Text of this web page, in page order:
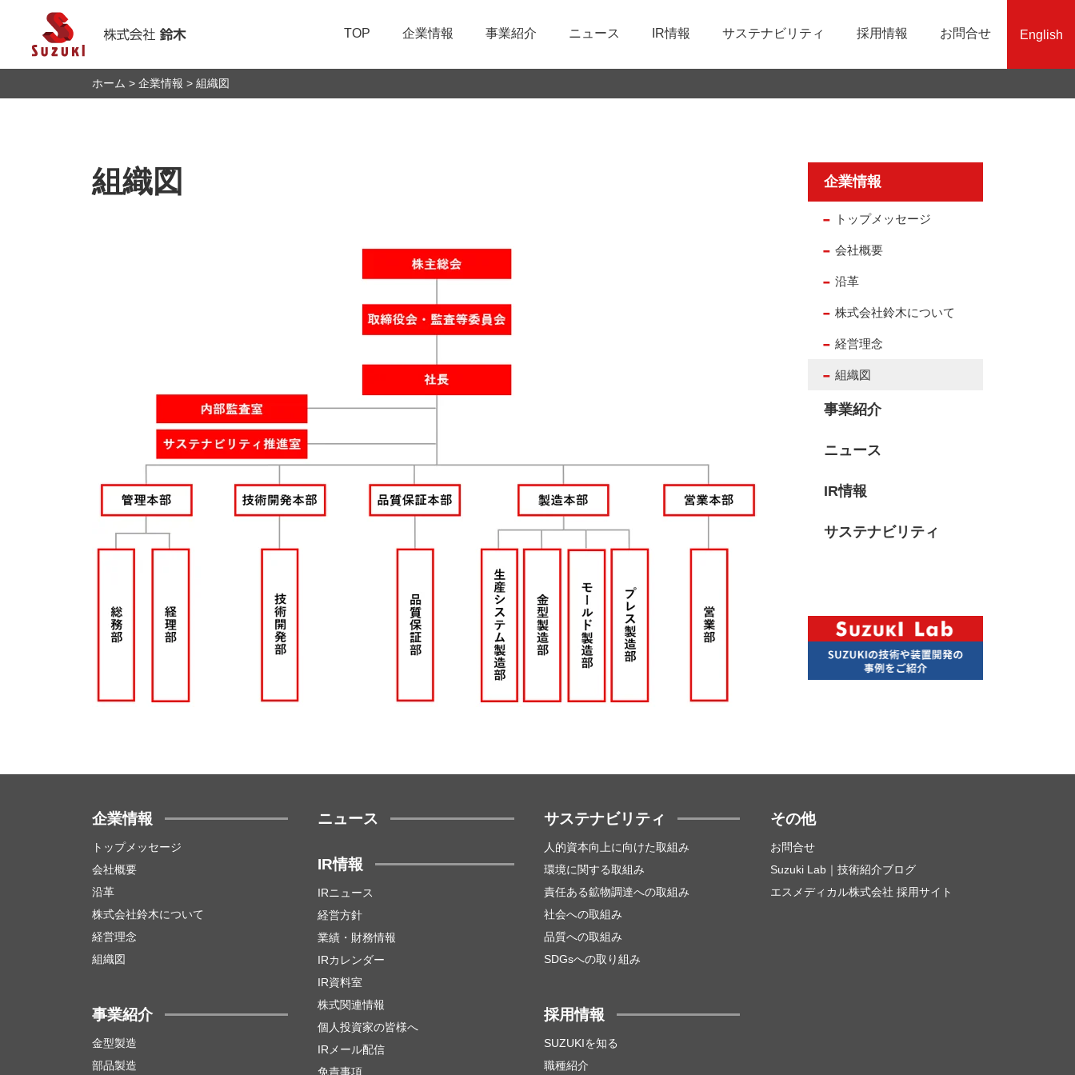
TOP 企業情報
トップメッセージ 会社概要 沿革
事業紹介
金型製造 部品製造 生産システム製造
ニュース IR情報
IRニュース 経営方針 業績・財務情報
サステナビリティ
人的資本向上に向けた取組み 環境に関する取組み 責任ある鉱物調達への取組み
採用情報
鈴木を知る 職種紹介 社員インタビュー
お問合せ English
ホーム 企業情報 組織図
組織図 企業情報
トップメッセージ
会社概要
沿革
株式会社鈴木について
経営理念
組織図
事業紹介
ニュース
IR情報
サステナビリティ
企業情報
トップメッセージ
会社概要
沿革
株式会社鈴木について
経営理念
組織図
事業紹介
金型製造
部品製造
ニュース
IR情報
IRニュース
経営方針
業績・財務情報
IRカレンダー
IR資料室
株式関連情報
個人投資家の皆様へ
IRメール配信
免責事項
サステナビリティ
人的資本向上に向けた取組み
環境に関する取組み
責任ある鉱物調達への取組み
社会への取組み
品質への取組み
SDGsへの取り組み
採用情報
SUZUKIを知る
職種紹介
その他
お問合せ
Suzuki Lab｜技術紹介ブログ
エスメディカル株式会社 採用サイト